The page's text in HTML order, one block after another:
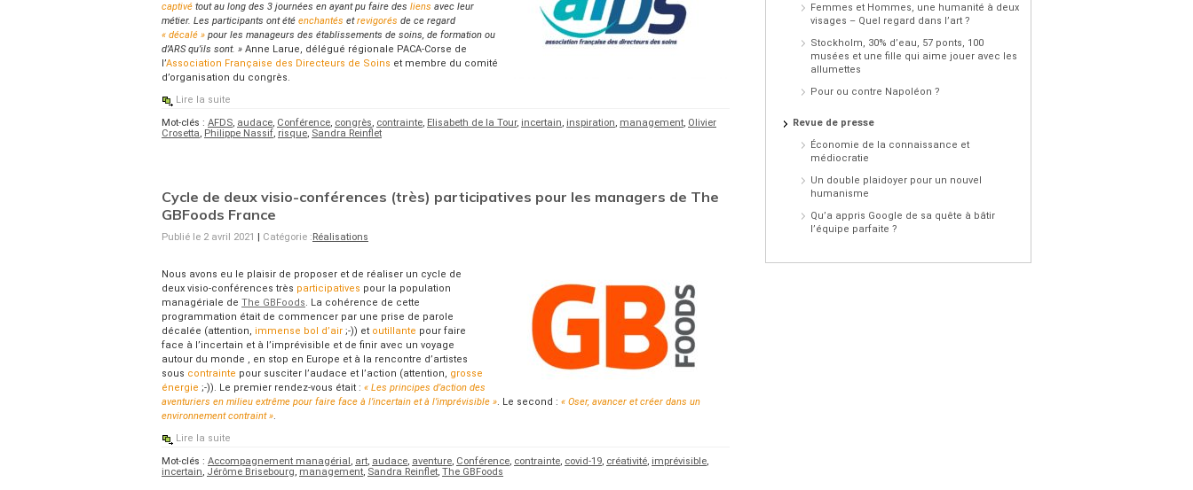
captivé tout au long des 3 journées en ayant pu faire des liens avec leur
métier. Les participants ont été enchantés etrevigorés de ce regard
« décalé » pour les manageurs des établissements de soins, de formation ou
d’ARS qu’ils sont. » Anne Larue, délégué régionale PACA-Corse de
l’Association Française des Directeurs de Soins et membre du comité
d’organisation du congrès.
Lire la suite
Mot-clés : AFDS, audace, Conférence, congrès, contrainte, Elisabeth de la Tour, incertain, inspiration, management, Olivier
Crosetta, Philippe Nassif, risque, Sandra Reinflet
Cycle de deux visio-conférences (très) participatives pour les managers de The
GBFoods France
Publié le 2 avril 2021 Catégorie : Réalisations
Nous avons eu le plaisir de proposer et de réaliser un cycle de
deux visio-conférences très participatives pour la population
managériale de The GBFoods. La cohérence de cette
programmation était de commencer par une prise de parole
décalée (attention, immense bol d’air ;-)) et outillante pour faire
face à l’incertain et à l’imprévisible et de finir avec un voyage
autour du monde , en stop en Europe et à la rencontre d’artistes
sous contrainte pour susciter l’audace et l’action (attention, grosse
énergie ;-)). Le premier rendez-vous était : « Les principes d’action des
aventuriers en milieu extrême pour faire face à l’incertain et à l’imprévisible ». Le second : « Oser, avancer et créer dans un
environnement contraint ».
Lire la suite
Mot-clés : Accompagnement managérial, art, audace, aventure, Conférence, contrainte, covid-19, créativité, imprévisible,
incertain, Jérôme Brisebourg, management, Sandra Reinflet, The GBFoods
Femmes et Hommes, une humanité à deux
visages – Quel regard dans l’art ?
Stockholm, 30% d’eau, 57 ponts, 100
musées et une fille qui aime jouer avec les
allumettes
Pour ou contre Napoléon ?
Revue de presse
Économie de la connaissance et
médiocratie
Un double plaidoyer pour un nouvel
humanisme
Qu’a appris Google de sa quête à bâtir
l’équipe parfaite ?